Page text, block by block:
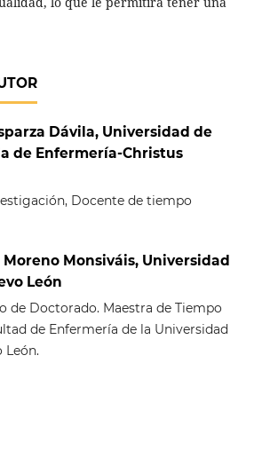
Dávila, Universidad de
de Enfermería-Christus
Docente de tiempo
Monsiváis, Universidad
León
de Doctorado. Maestra de Tiempo
de Enfermería de la Universidad
León.